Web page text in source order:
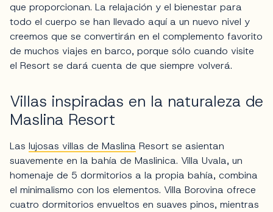
que proporcionan. La relajación y el bienestar para
todo el cuerpo se han llevado aquí a un nuevo nivel y
creemos que se convertirán en el complemento favorito
de muchos viajes en barco, porque sólo cuando visite
el Resort se dará cuenta de que siempre volverá.
Villas inspiradas en la naturaleza de
Maslina Resort
Las lujosas villas de Maslina Resort se asientan
suavemente en la bahía de Maslinica. Villa Uvala, un
homenaje de 5 dormitorios a la propia bahía, combina
el minimalismo con los elementos. Villa Borovina ofrece
cuatro dormitorios envueltos en suaves pinos, mientras